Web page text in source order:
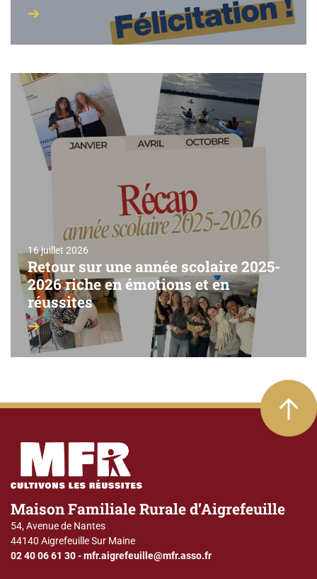
16 juillet 2026
Retour sur une année scolaire 2025-
2026 riche en émotions et en
réussites
Maison Familiale Rurale d’Aigrefeuille
54, Avenue de Nantes
44140 Aigrefeuille Sur Maine
02 40 06 61 30-mfr.aigrefeuille@mfr.asso.fr